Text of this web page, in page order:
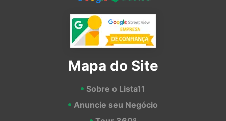
Mapa do Site
Sobre o Lista11
Anuncie seu Negócio